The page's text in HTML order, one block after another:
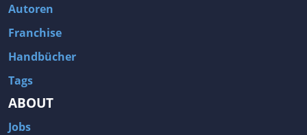
Autoren
Franchise
Handbücher
Tags
ABOUT
Jobs